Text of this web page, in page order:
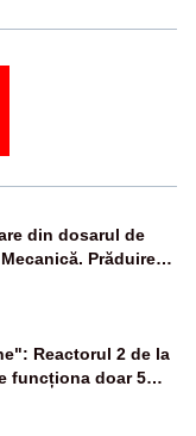
din dosarul de
Prăduirea
SAFE, interceptată
Reactorul 2 de la
funcționa doar 5